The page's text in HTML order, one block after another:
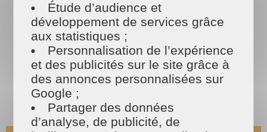
Étude d’audience et
développement de services grâce
aux statistiques ;
Personnalisation de l’expérience
et des publicités sur le site grâce à
des annonces personnalisées sur
Google ;
Partager des données
d’analyse, de publicité, de